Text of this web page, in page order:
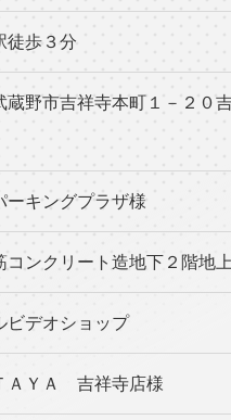
徒歩３分
蔵野市吉祥寺本町１－２０
ーキングプラザ様
コンクリート造地下２階地
ビデオショップ
ＡＹＡ 吉祥寺店様